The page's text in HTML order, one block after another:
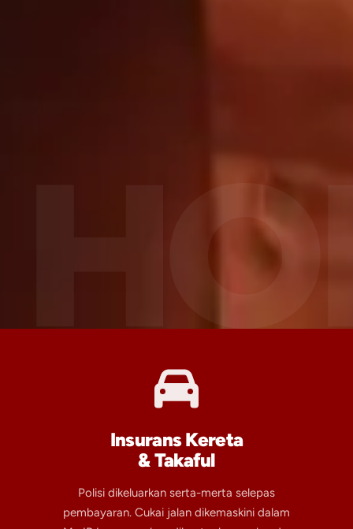
Insurans Kereta
& Takaful
Polisi dikeluarkan serta-merta selepas
pembayaran. Cukai jalan dikemaskini dalam